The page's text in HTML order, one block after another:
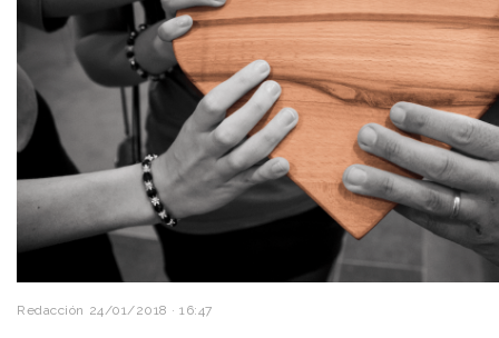
Redacción 24/01/2018 · 16:47